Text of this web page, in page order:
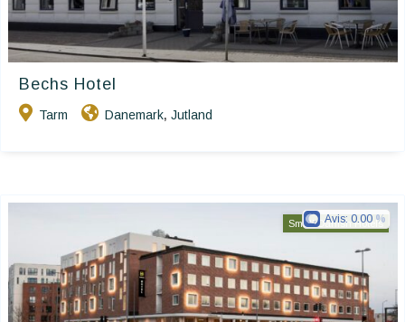
Bechs Hotel
Tarm Danemark, Jutland
Small Danish Hotels
Avis: 0.00